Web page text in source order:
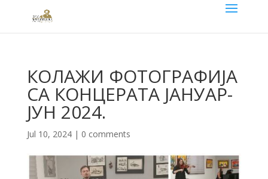
КОЛАЖИ ФОТОГРАФИЈА
СА КОНЦЕРАТА ЈАНУАР-
ЈУН 2024.
Jul 10, 2024| 0 comments